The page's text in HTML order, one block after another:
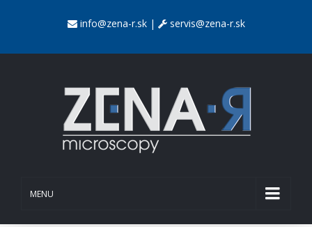
info@zena-r.sk| servis@zena-r.sk
MENU